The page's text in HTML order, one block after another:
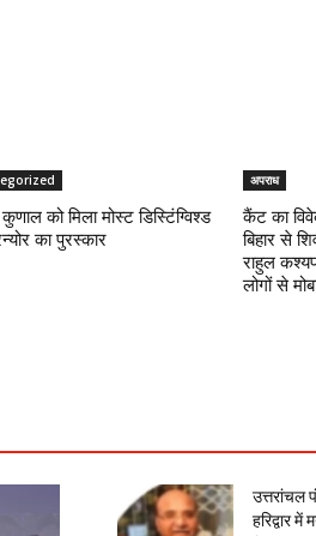
को मिला मोस्ट डिस्टिंग्विश्ड
का पुरस्कार
अपराध
कैंट का
बिहार से
राहुल
लोगों से
उत्तरांचल
हरिद्वार में